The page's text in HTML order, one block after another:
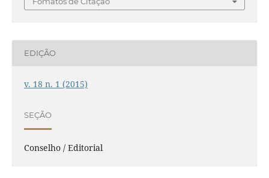
EDIÇÃO
v. 18 n. 1 (2015)
SEÇÃO
Conselho / Editorial